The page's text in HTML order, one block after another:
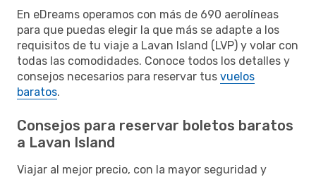
En eDreams operamos con más de 690 aerolíneas
para que puedas elegir la que más se adapte a los
requisitos de tu viaje a Lavan Island (LVP) y volar con
todas las comodidades. Conoce todos los detalles y
consejos necesarios para reservar tus vuelos
baratos.
Consejos para reservar boletos baratos
a Lavan Island
Viajar al mejor precio, con la mayor seguridad y